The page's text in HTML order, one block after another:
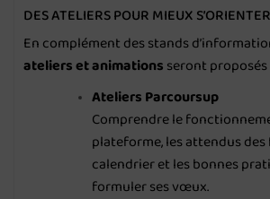
DES ATELIERS POUR MIEUX
En complément des stands
ateliers et animations seront proposés
Ateliers Parcoursup
Comprendre le
plateforme, les attendus
calendrier et les bonnes
formuler ses vœux.